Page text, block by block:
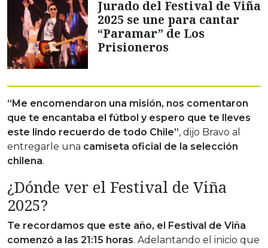
Jurado del Festival de Viña
2025 se une para cantar
“Paramar” de Los
Prisioneros
“Me encomendaron una misión, nos comentaron
que te encantaba el fútbol y espero que te lleves
este lindo recuerdo de todo Chile”, dijo Bravo al
entregarle una camiseta oficial de la selección
chilena.
¿Dónde ver el Festival de Viña
2025?
Te recordamos que este año, el Festival de Viña
comenzó a las 21:15 horas. Adelantando el inicio que